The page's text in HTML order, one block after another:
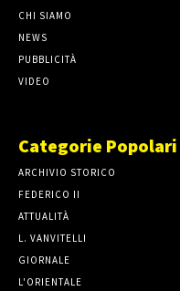
CHI SIAMO
NEWS
PUBBLICITÀ
VIDEO
Categorie Popolari
ARCHIVIO STORICO
FEDERICO II
ATTUALITÀ
L. VANVITELLI
GIORNALE
L'ORIENTALE